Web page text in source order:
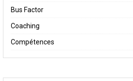
Bus Factor
Coaching
Compétences